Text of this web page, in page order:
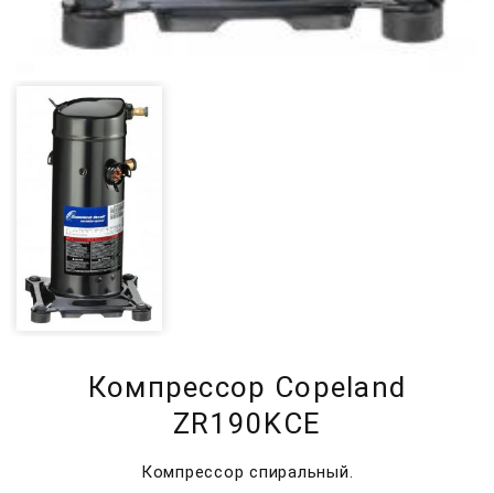
Компрессор Copeland
ZR190KCE
Компрессор спиральный.